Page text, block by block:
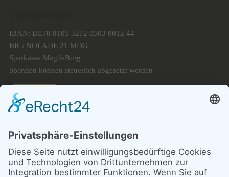
IBAN: DE78 8105 3272 0503 0012 44
BIC: NOLADE 21 MDG
Sparkasse MagdeBurg
Spenden können steuerlich abgesetzt werden
© 1987 – 2025